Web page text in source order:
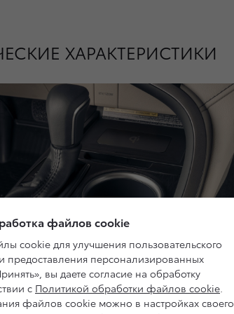
ХАРАКТЕРИСТИКИ
файлов cookie
cookie для улучшения пользовательского
предоставления персонализированных
вы даете согласие на обработку
с Политикой обработки файлов cookie.
файлов cookie можно в настройках своего